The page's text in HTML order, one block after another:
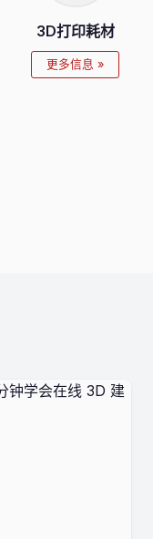
3D打印耗材
更多信息 »